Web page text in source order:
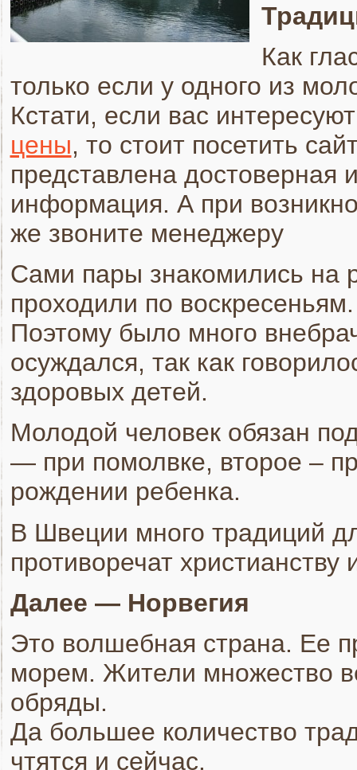
Как
только если у одного из
Кстати, если вас
цены, то стоит посетить
представлена достоверная
информация. А при
же звоните менеджеру
Сами пары знакомились на
проходили по
Поэтому было много
осуждался, так как
здоровых детей.
Молодой человек обязан
— при помолвке, второе –
рождении ребенка.
В Швеции много традиций
противоречат христианству
Далее — Норвегия
Это волшебная страна. Ее
морем. Жители множество
обряды.
Да большее количество
чтятся и сейчас.